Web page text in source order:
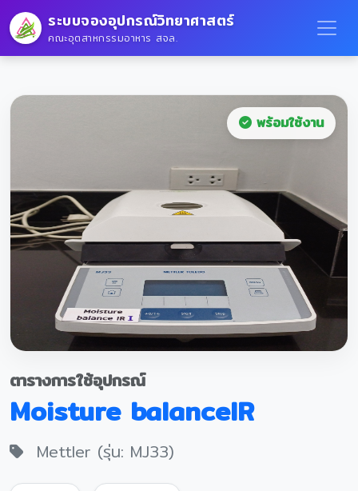
ระบบจองอุปกรณ์วิทยาศาสตร์
คณะอุตสาหกรรมอาหาร สจล.
พร้อมใช้งาน
ตารางการใช้อุปกรณ์
Moisture balanceIR
Mettler (รุ่น: MJ33)